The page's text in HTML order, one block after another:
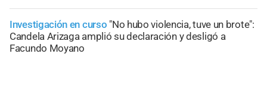
Investigación en curso "No hubo violencia, tuve un brote":
Candela Arizaga amplió su declaración y desligó a
Facundo Moyano